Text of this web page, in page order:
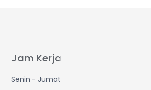
Jam Kerja
Senin - Jumat